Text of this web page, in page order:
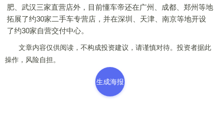
肥、武汉三家直营店外，目前懂车帝还在广州、成都、郑州等地
拓展了约30家二手车专营店，并在深圳、天津、南京等地开设
了约30家自营交付中心。
文章内容仅供阅读，不构成投资建议，请谨慎对待。投资者据此
操作，风险自担。
生成海报